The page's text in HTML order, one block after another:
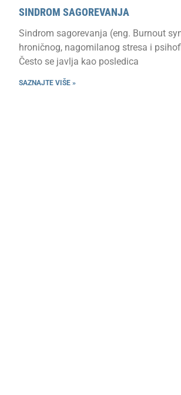
SINDROM SAGOREVANJA
Sindrom sagorevanja (eng. Burnout
hroničnog, nagomilanog stresa i
Često se javlja kao posledica
SAZNAJTE VIŠE »